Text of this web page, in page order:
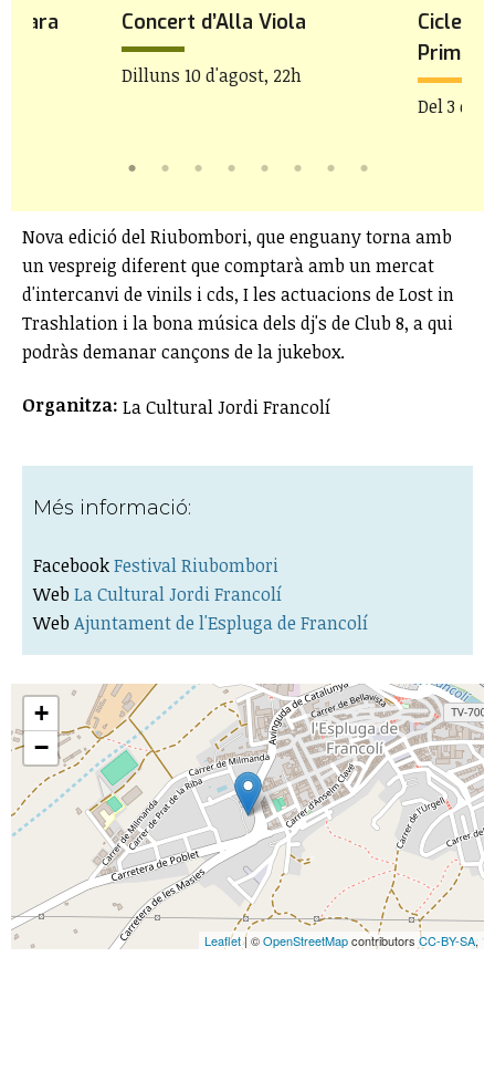
Concert d’Alla Viola
Dilluns 10 d'agost, 22h
Cicle
Prim
Del 3 de
Nova edició del Riubombori, que enguany torna amb
un vespreig diferent que comptarà amb un mercat
d'intercanvi de vinils i cds, I les actuacions de Lost in
Trashlation i la bona música dels dj's de Club 8, a qui
podràs demanar cançons de la jukebox.
Organitza: La Cultural Jordi Francolí
Més informació:
FacebookFestival Riubombori
Web La Cultural Jordi Francolí
Web Ajuntament de l'Espluga de Francolí
+
−
Leaflet| ©OpenStreetMapcontributors CC-BY-SA,